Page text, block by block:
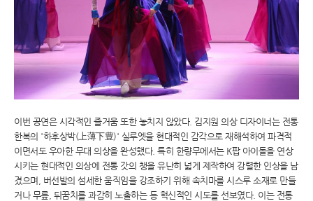
이번 공연은 시각적인 즐거움 또한 놓치지 않았다. 김지원 의상 디자이너는 전통
한복의 '하후상박(上薄下豊)' 실루엣을 현대적인 감각으로 재해석하여 파격적
이면서도 우아한 무대 의상을 완성했다. 특히 한량무에서는 K팝 아이돌을 연상
시키는 현대적인 의상에 전통 갓의 챙을 유난히 넓게 제작하여 강렬한 인상을 남
겼으며, 버선발의 섬세한 움직임을 강조하기 위해 속치마를 시스루 소재로 만들
거나 무릎, 뒤꿈치를 과감히 노출하는 등 혁신적인 시도를 선보였다. 이는 전통